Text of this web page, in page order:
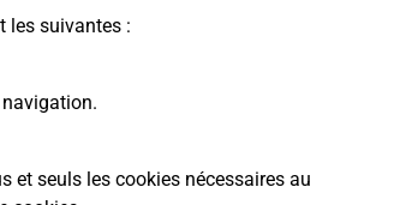
les suivantes :
et seuls les cookies nécessaires au